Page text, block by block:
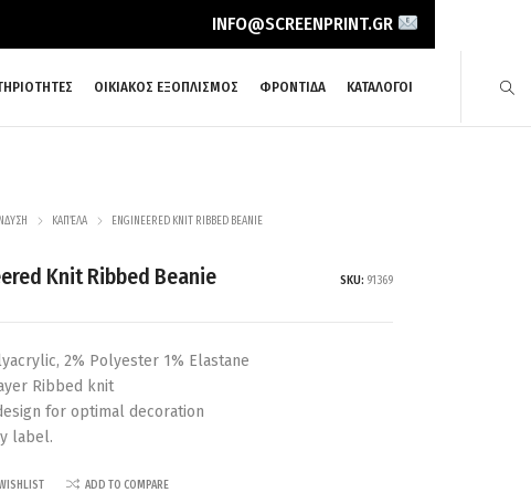
INFO@SCREENPRINT.GR
ΟΙΚΙΑΚΟΣ ΕΞΟΠΛΙΣΜΟΣ ΦΡΟΝΤΙΔΑ ΚΑΤΑΛΟΓΟΙ
ΚΑΠΈΛΑ ENGINEERED KNIT RIBBED BEANIE
Knit Ribbed Beanie SKU: 91369
2% Polyester 1% Elastane
Ribbed knit
for optimal decoration
label.
ADD TO COMPARE